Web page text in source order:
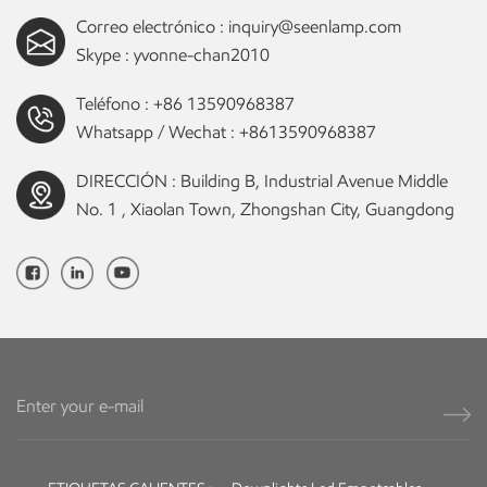
característica permite una iluminación precisa, lo que permite a los
usuarios resaltar áreas específicas o crear los efectos de iluminación
ofrecen capacidades de atenuación, lo que permite a los usuarios
ajustar el brillo según sus necesidades y preferencias. Las luces de
iluminación ambiental tanto en entornos residenciales como
comerciales, lo que agrega versatilidad al diseño de iluminación
las luces de pared LED son excelentes opciones para mejorar
espacios interiores como salas de estar, dormitorios, pasillos y pasillos.
proporcionando iluminación enfocada en tareas o creando una
áreas exteriores. Iluminan caminos, entradas y elementos
Correo electrónico : inquiry@seenlamp.com
Skype : yvonne-chan2010
Teléfono : +86 13590968387
Whatsapp / Wechat : +8613590968387
DIRECCIÓN : Building B, Industrial Avenue Middle
No. 1 , Xiaolan Town, Zhongshan City, Guangdong